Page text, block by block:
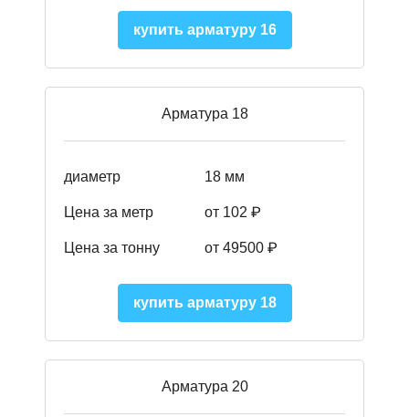
купить арматуру 16
Арматура 18
диаметр 18 мм
Цена за метр от 102 ₽
Цена за тонну от 49500 ₽
купить арматуру 18
Арматура 20